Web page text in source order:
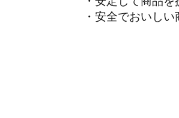
・安全でおいし